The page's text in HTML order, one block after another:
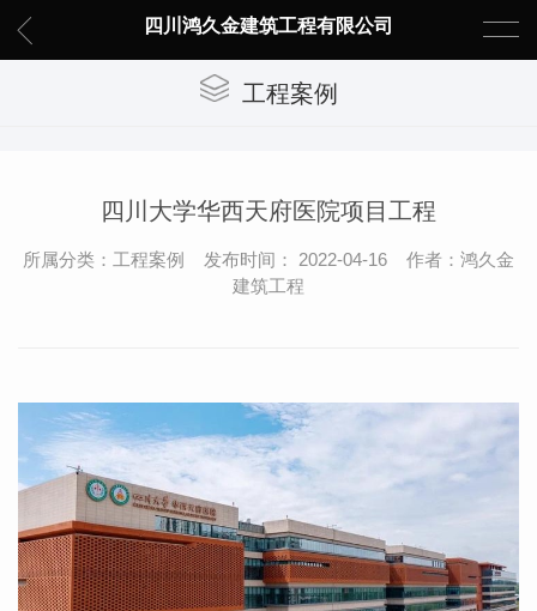
四川鸿久金建筑工程有限公司
工程案例
四川大学华西天府医院项目工程
所属分类：工程案例 发布时间： 2022-04-16 作者：鸿久金
建筑工程